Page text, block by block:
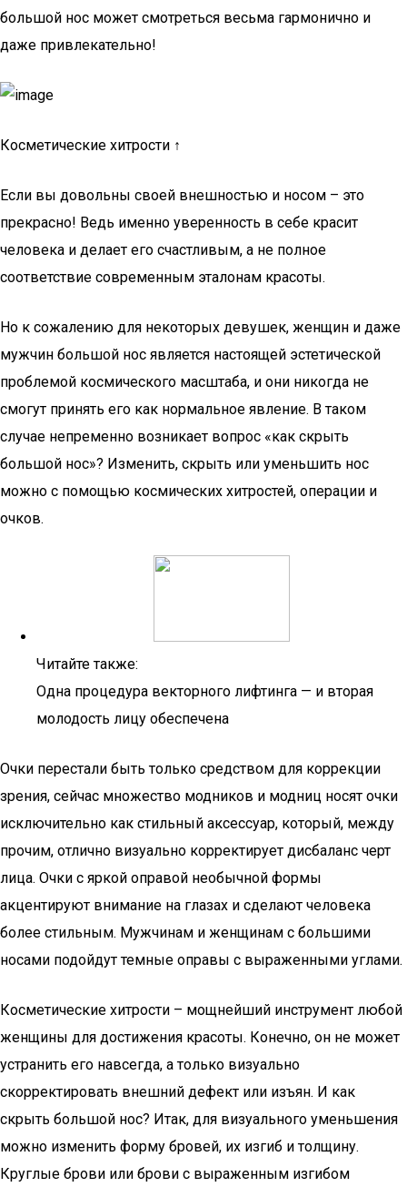
большой нос может смотреться весьма гармонично и
даже привлекательно!
Косметические хитрости ↑
Если вы довольны своей внешностью и носом – это
прекрасно! Ведь именно уверенность в себе красит
человека и делает его счастливым, а не полное
соответствие современным эталонам красоты.
Но к сожалению для некоторых девушек, женщин и даже
мужчин большой нос является настоящей эстетической
проблемой космического масштаба, и они никогда не
смогут принять его как нормальное явление. В таком
случае непременно возникает вопрос «как скрыть
большой нос»? Изменить, скрыть или уменьшить нос
можно с помощью космических хитростей, операции и
очков.
Читайте также:
Одна процедура векторного лифтинга — и вторая
молодость лицу обеспечена
Очки перестали быть только средством для коррекции
зрения, сейчас множество модников и модниц носят очки
исключительно как стильный аксессуар, который, между
прочим, отлично визуально корректирует дисбаланс черт
лица. Очки с яркой оправой необычной формы
акцентируют внимание на глазах и сделают человека
более стильным. Мужчинам и женщинам с большими
носами подойдут темные оправы с выраженными углами.
Косметические хитрости – мощнейший инструмент любой
женщины для достижения красоты. Конечно, он не может
устранить его навсегда, а только визуально
скорректировать внешний дефект или изъян. И как
скрыть большой нос? Итак, для визуального уменьшения
можно изменить форму бровей, их изгиб и толщину.
Круглые брови или брови с выраженным изгибом